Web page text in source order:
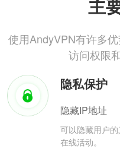
主
使用AndyVPN有许多优
访问权限
隐私保护
隐藏IP地址
可以隐藏用户
在线活动。